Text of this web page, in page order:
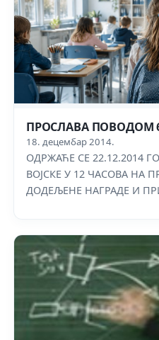
ПРОСЛАВА ПОВОДОМ
18. децембар 2014.
ОДРЖАЋЕ СЕ 22.12.2014
ВОЈСКЕ У 12 ЧАСОВА НА
ДОДЕЉЕНЕ НАГРАДЕ И